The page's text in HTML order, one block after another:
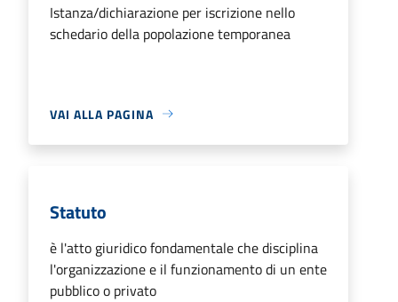
Istanza/dichiarazione per iscrizione nello
schedario della popolazione temporanea
VAI ALLA PAGINA
Statuto
è l'atto giuridico fondamentale che disciplina
l'organizzazione e il funzionamento di un ente
pubblico o privato